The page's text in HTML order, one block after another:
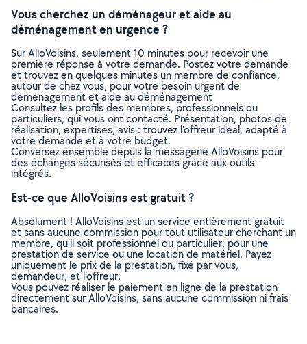
Vous cherchez un déménageur et aide au
déménagement en urgence ?
Sur AlloVoisins, seulement 10 minutes pour recevoir une
première réponse à votre demande. Postez votre demande
et trouvez en quelques minutes un membre de confiance,
autour de chez vous, pour votre besoin urgent de
déménagement et aide au déménagement
Consultez les profils des membres, professionnels ou
particuliers, qui vous ont contacté. Présentation, photos de
réalisation, expertises, avis : trouvez l'offreur idéal, adapté à
votre demande et à votre budget.
Conversez ensemble depuis la messagerie AlloVoisins pour
des échanges sécurisés et efficaces grâce aux outils
intégrés.
Est-ce que AlloVoisins est gratuit ?
Absolument ! AlloVoisins est un service entièrement gratuit
et sans aucune commission pour tout utilisateur cherchant un
membre, qu’il soit professionnel ou particulier, pour une
prestation de service ou une location de matériel. Payez
uniquement le prix de la prestation, fixé par vous,
demandeur, et l’offreur.
Vous pouvez réaliser le paiement en ligne de la prestation
directement sur AlloVoisins, sans aucune commission ni frais
bancaires.